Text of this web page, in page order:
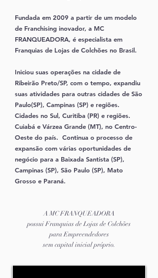
Fundada em 2009 a partir de um modelo
de Franchising inovador, a MC
FRANQUEADORA, é especialista em
Franquias de Lojas de Colchões no Brasil.
Iniciou suas operações na cidade de
Ribeirão Preto/SP, com o tempo, expandiu
suas atividades para outras cidades de São
Paulo(SP), Campinas (SP) e regiões.
Cidades no Sul, Curitiba (PR) e regiões.
Cuiabá e Várzea Grande (MT), no Centro-
Oeste do país. Continua o processo de
expansão com várias oportunidades de
negócio para a Baixada Santista (SP),
Campinas (SP), São Paulo (SP), Mato
Grosso e Paraná.
A MC FRANQUEADORA
possui Franquias de Lojas de Colchões
para Empreendedores
sem capital inicial próprio.